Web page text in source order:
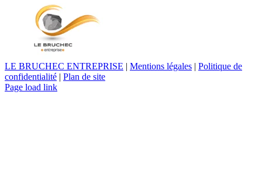
LE BRUCHEC ENTREPRISE | Mentions légales | Politique de
confidentialité | Plan de site
Page load link